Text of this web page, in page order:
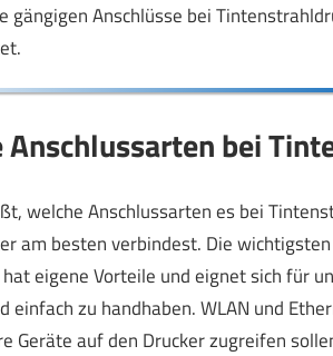
gängigen Anschlüsse bei
Anschlussarten bei
welche Anschlussarten es bei
am besten verbindest. Die
eigene Vorteile und eignet sich für
einfach zu handhaben. WLAN und
Geräte auf den Drucker zugreifen